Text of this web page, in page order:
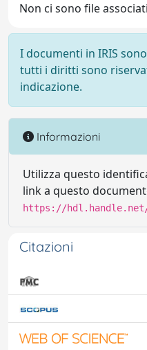
Non ci sono file
I documenti in IRIS
tutti i diritti sono
indicazione.
Informazioni
Utilizza questo
link a questo
https://hdl.handle.net/
Citazioni